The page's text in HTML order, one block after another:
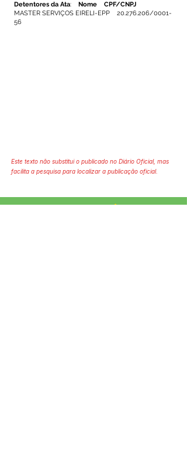
Detentores da Ata: Nome CPF/CNPJ
MASTER SERVIÇOS EIRELI-EPP 20.276.206/0001-
56
Este texto não substitui o publicado no Diário Oficial, mas
facilita a pesquisa para localizar a publicação oficial.